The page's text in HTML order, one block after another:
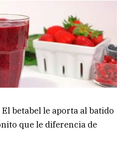
betabel le aporta al batido
que le diferencia de